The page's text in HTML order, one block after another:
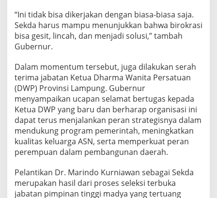
“Ini tidak bisa dikerjakan dengan biasa-biasa saja.
Sekda harus mampu menunjukkan bahwa birokrasi
bisa gesit, lincah, dan menjadi solusi,” tambah
Gubernur.
Dalam momentum tersebut, juga dilakukan serah
terima jabatan Ketua Dharma Wanita Persatuan
(DWP) Provinsi Lampung. Gubernur
menyampaikan ucapan selamat bertugas kepada
Ketua DWP yang baru dan berharap organisasi ini
dapat terus menjalankan peran strategisnya dalam
mendukung program pemerintah, meningkatkan
kualitas keluarga ASN, serta memperkuat peran
perempuan dalam pembangunan daerah.
Pelantikan Dr. Marindo Kurniawan sebagai Sekda
merupakan hasil dari proses seleksi terbuka
jabatan pimpinan tinggi madya yang tertuang